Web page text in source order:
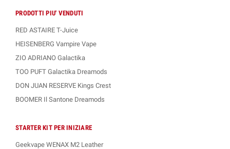
PRODOTTI PIU' VENDUTI
RED ASTAIRE T-Juice
HEISENBERG Vampire Vape
ZIO ADRIANO Galactika
TOO PUFT Galactika Dreamods
DON JUAN RESERVE Kings Crest
BOOMER Il Santone Dreamods
STARTER KIT PER INIZIARE
Geekvape WENAX M2 Leather